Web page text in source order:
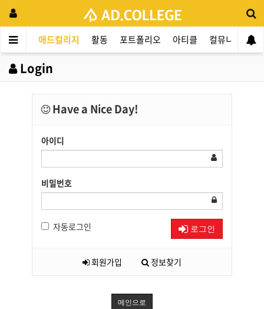
애드컬리지 활동 포트폴리오 아티클 컬뮤니티
Login
Have a Nice Day!
아이디
비밀번호
자동로그인 로그인
회원가입 정보찾기
메인으로